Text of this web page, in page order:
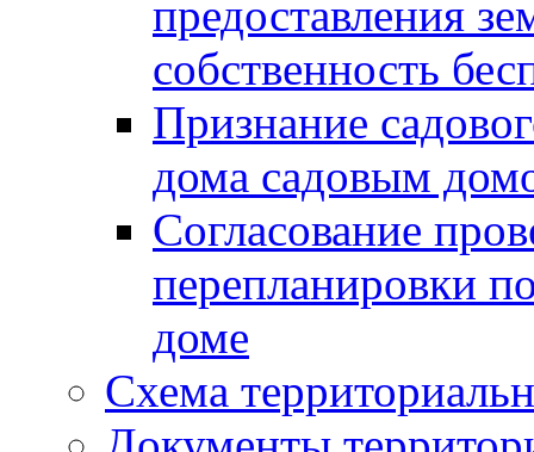
предоставления
собственность
Признание
дома садовым
Согласование
перепланировки
доме
Схема